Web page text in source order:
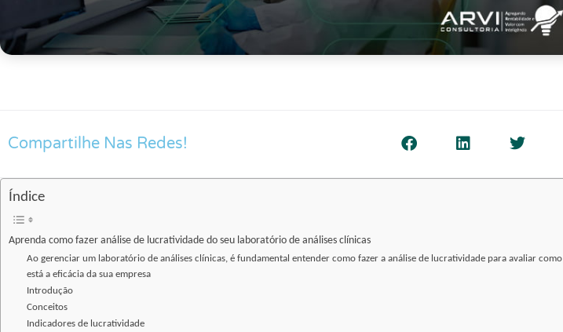
Compartilhe Nas Redes!
Índice
Aprenda como fazer análise de lucratividade do seu laboratório de análises clínicas
Ao gerenciar um laboratório de análises clínicas, é fundamental entender como fazer a análise de lucratividade para avaliar como
está a eficácia da sua empresa
Introdução
Conceitos
Indicadores de lucratividade